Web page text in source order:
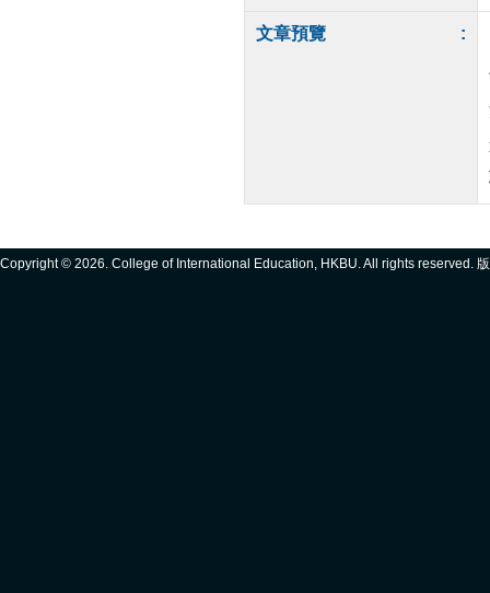
文章預覽 :
Copyright © 2026. College of International Education, HKBU. All rights reserved.